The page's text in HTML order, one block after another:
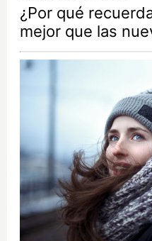
¿Por qué
mejor que las